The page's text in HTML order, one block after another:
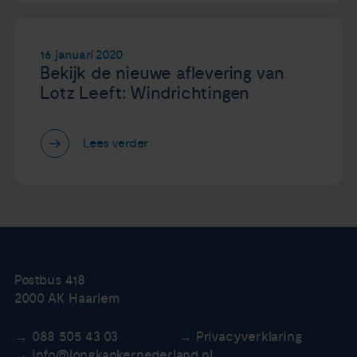
16 januari 2020
Bekijk de nieuwe aflevering van
Lotz Leeft: Windrichtingen
Lees verder
Postbus 418
2000 AK Haarlem
088 505 43 03
Privacyverklaring